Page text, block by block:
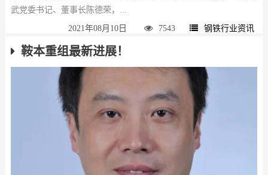
武党委书记、董事长陈德荣，...
2021年08月10日 7543 钢铁行业资讯
鞍本重组最新进展！